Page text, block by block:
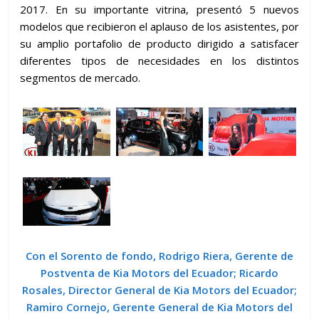
2017. En su importante vitrina, presentó 5 nuevos
modelos que recibieron el aplauso de los asistentes, por
su amplio portafolio de producto dirigido a satisfacer
diferentes tipos de necesidades en los distintos
segmentos de mercado.
Con el Sorento de fondo, Rodrigo Riera, Gerente de
Postventa de Kia Motors del Ecuador; Ricardo
Rosales, Director General de Kia Motors del Ecuador;
Ramiro Cornejo, Gerente General de Kia Motors del